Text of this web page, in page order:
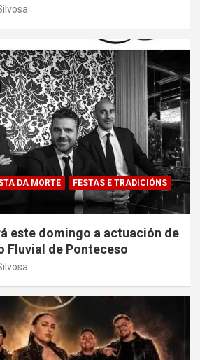
DA MORTE
FESTAS E TRADICIÓNS
este domingo a actuación de
Fluvial de Ponteceso